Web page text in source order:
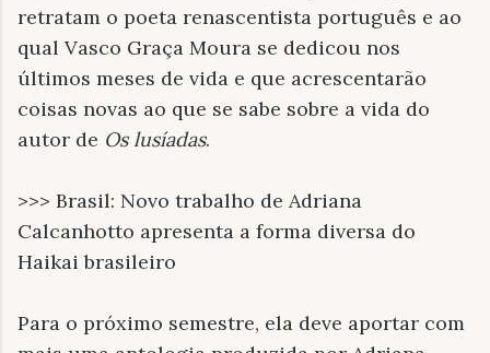
retratam o poeta renascentista português e ao
qual Vasco Graça Moura se dedicou nos
últimos meses de vida e que acrescentarão
coisas novas ao que se sabe sobre a vida do
autor de Os lusíadas.
>>> Brasil: Novo trabalho de Adriana
Calcanhotto apresenta a forma diversa do
Haikai brasileiro
Para o próximo semestre, ela deve aportar com